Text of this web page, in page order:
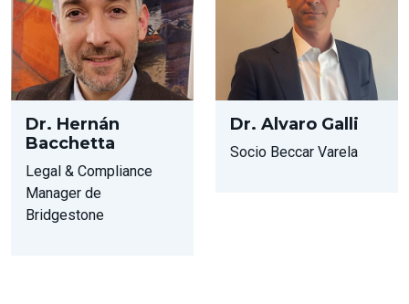
Dr. Hernán
Bacchetta
Legal & Compliance
Manager de
Bridgestone
Dr. Alvaro Galli
Socio Beccar Varela